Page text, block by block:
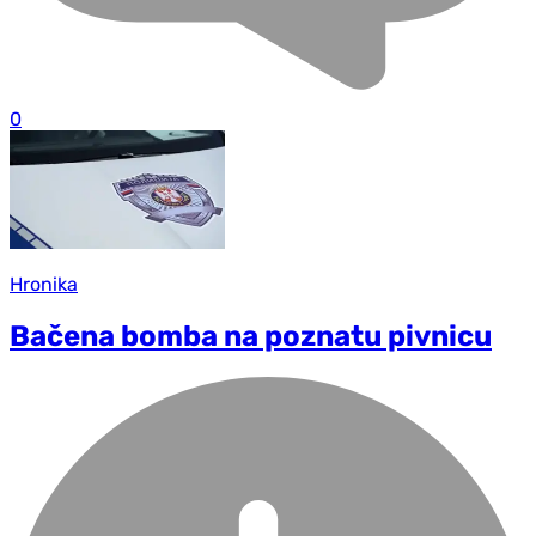
0
Hronika
Bačena bomba na poznatu pivnicu